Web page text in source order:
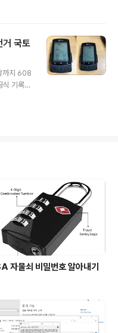
되는 바
더군요.
애플워
공식앱
습니다.
해보니
제품을
국토
까지 608
기록은
일 그날
될 때부
활용하
록을
않았기
자전거
자물쇠 비밀번호 알아내기